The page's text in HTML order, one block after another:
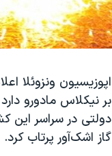
اپوزیسیون ونزوئلا
بر نیکلاس مادورو
دولتی در سراسر این
گاز اشک‌آور پرتاب کرد.